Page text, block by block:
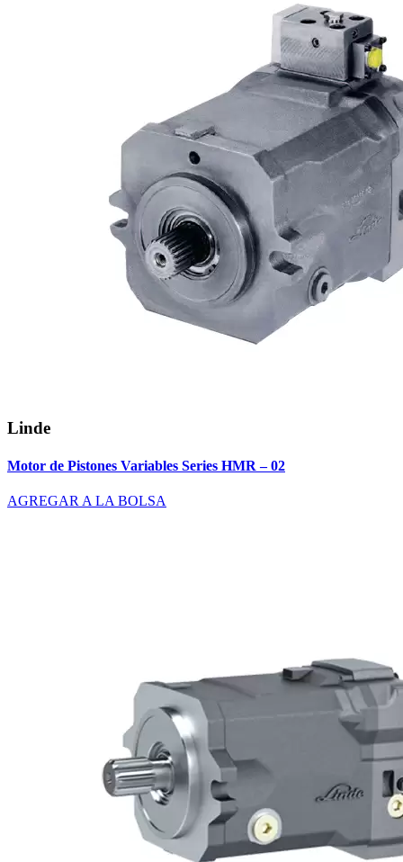
Linde
Motor de Pistones Variables Series HMR – 02
AGREGAR A LA BOLSA